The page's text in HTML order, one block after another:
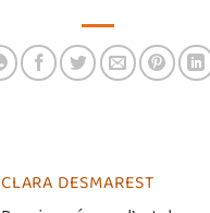
CLARA DESMAREST